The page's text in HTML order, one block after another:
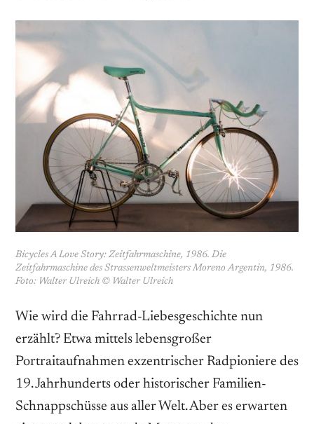
Bicycles A Love Story: Zeitfahrmaschine, 1986. Die
Zeitfahrmaschine des Strassenweltmeisters Moreno Argentin, 1986.
Foto: Walter Ulreich © Walter Ulreich
Wie wird die Fahrrad-Liebesgeschichte nun
erzählt? Etwa mittels lebensgroßer
Portraitaufnahmen exzentrischer Radpioniere des
19. Jahrhunderts oder historischer Familien-
Schnappschüsse aus aller Welt. Aber es erwarten